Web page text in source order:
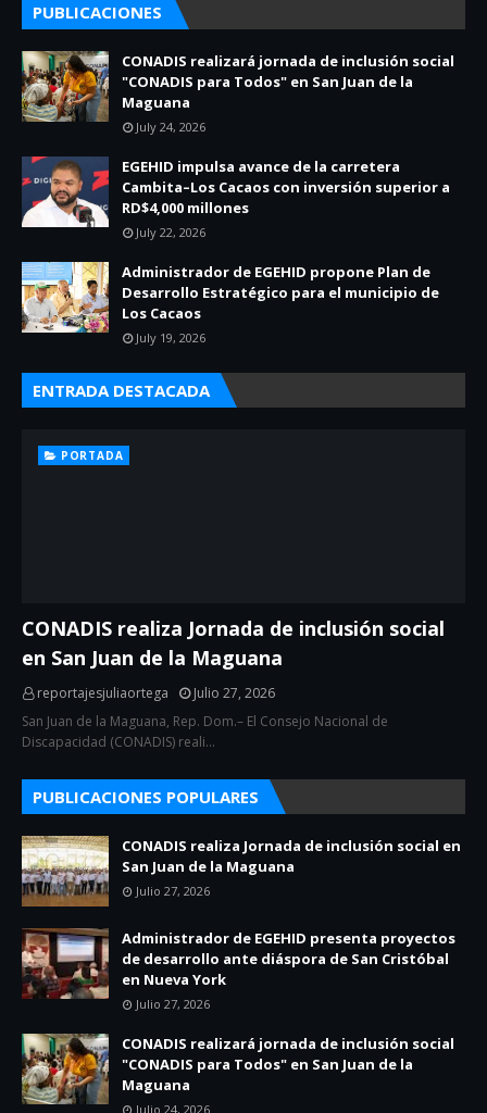
PUBLICACIONES
CONADIS realizará jornada de inclusión social
"CONADIS para Todos" en San Juan de la
Maguana
July 24, 2026
EGEHID impulsa avance de la carretera
Cambita–Los Cacaos con inversión superior a
RD$4,000 millones
July 22, 2026
Administrador de EGEHID propone Plan de
Desarrollo Estratégico para el municipio de
Los Cacaos
July 19, 2026
ENTRADA DESTACADA
PORTADA
CONADIS realiza Jornada de inclusión social
en San Juan de la Maguana
reportajesjuliaortega
Julio 27, 2026
San Juan de la Maguana, Rep. Dom.– El Consejo Nacional de
Discapacidad (CONADIS) reali…
PUBLICACIONES POPULARES
CONADIS realiza Jornada de inclusión social en
San Juan de la Maguana
Julio 27, 2026
Administrador de EGEHID presenta proyectos
de desarrollo ante diáspora de San Cristóbal
en Nueva York
Julio 27, 2026
CONADIS realizará jornada de inclusión social
"CONADIS para Todos" en San Juan de la
Maguana
Julio 24, 2026